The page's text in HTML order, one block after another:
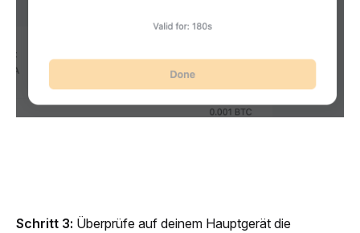
Schritt 3: Überprüfe auf deinem Hauptgerät die